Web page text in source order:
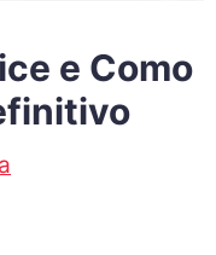
e Como